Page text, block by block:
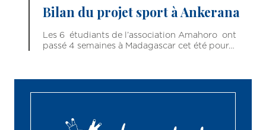
Bilan du projet sport à Ankerana
Les 6 étudiants de l’association Amahoro ont
passé 4 semaines à Madagascar cet été pour…